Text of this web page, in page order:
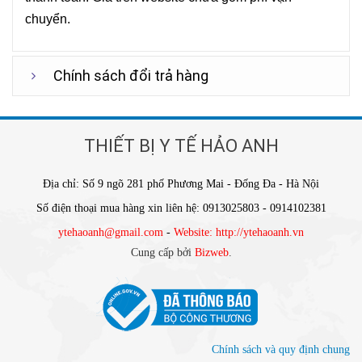
chuyển.
Chính sách đổi trả hàng
THIẾT BỊ Y TẾ HẢO ANH
Địa chỉ: Số 9 ngõ 281 phố Phương Mai - Đống Đa - Hà Nội
Số điện thoại mua hàng xin liên hệ: 0913025803 - 0914102381
ytehaoanh@gmail.com - Website: http://ytehaoanh.vn
Cung cấp bởi Bizweb.
Chính sách và quy định chung